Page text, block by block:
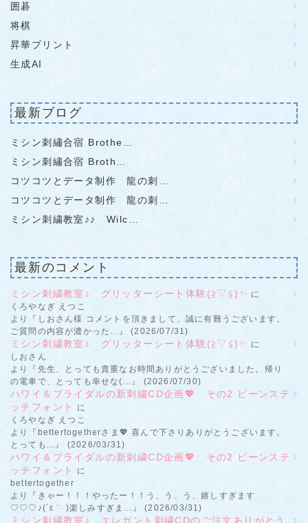
囲碁
将棋
昇華プリント
生成AI
最新ブログ
ミシン刺繡合宿 Brothe…
ミシン刺繡合宿 Broth…
コツコツとデータ制作 龍の刺…
コツコツとデータ制作 龍の刺…
ミシン刺繍教室♪♪ Wilc…
最新のコメント
ミシン刺繍教室♪ グリッターシート体験(≧▽≦)✨ に
くろやなぎ えつこ
より『しおさん様 コメントを頂きまして、誠に有難うございます。
ご質問の内容が濃かった...』 (2026/07/31)
ミシン刺繍教室♪ グリッターシート体験(≧▽≦)✨ に
しおさん
より『先生、とっても貴重なお時間ありがとうございました。帰り
の電車で、とっても幸せな(...』 (2026/07/30)
ハワイ＆ブライダルの新刺繍CD企画💖 その2 ビーンステ
ッチフォント
に
くろやなぎ えつこ
より『bettertogetherさま💖 喜んで下さりありがとうございます。
とっても...』 (2026/03/31)
ハワイ＆ブライダルの新刺繍CD企画💖 その2 ビーンステ
ッチフォント
に
bettertogether
より『きゃー！！！やったー！！う、う、う、嬉しすぎます
♡♡♡♪(´ε｀ )楽しみすぎま...』 (2026/03/31)
ミシン刺繍教室♪ エレガント刺繍CDのご注文ありがとう